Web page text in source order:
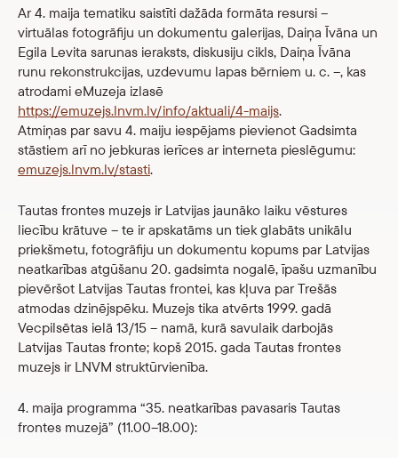
Ar 4. maija tematiku saistīti dažāda formāta resursi –
virtuālas fotogrāfiju un dokumentu galerijas, Daiņa Īvāna un
Egila Levita sarunas ieraksts, diskusiju cikls, Daiņa Īvāna
runu rekonstrukcijas, uzdevumu lapas bērniem u. c. –, kas
atrodami eMuzeja izlasē
https://emuzejs.lnvm.lv/info/aktuali/4-maijs.
Atmiņas par savu 4. maiju iespējams pievienot Gadsimta
stāstiem arī no jebkuras ierīces ar interneta pieslēgumu:
emuzejs.lnvm.lv/stasti.
Tautas frontes muzejs ir Latvijas jaunāko laiku vēstures
liecību krātuve – te ir apskatāms un tiek glabāts unikālu
priekšmetu, fotogrāfiju un dokumentu kopums par Latvijas
neatkarības atgūšanu 20. gadsimta nogalē, īpašu uzmanību
pievēršot Latvijas Tautas frontei, kas kļuva par Trešās
atmodas dzinējspēku. Muzejs tika atvērts 1999. gadā
Vecpilsētas ielā 13/15 – namā, kurā savulaik darbojās
Latvijas Tautas fronte; kopš 2015. gada Tautas frontes
muzejs ir LNVM struktūrvienība.
4. maija programma “35. neatkarības pavasaris Tautas
frontes muzejā” (11.00–18.00):